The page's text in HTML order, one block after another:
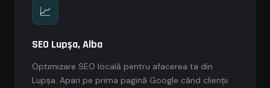
📈
SEO Lupşa, Alba
Optimizare SEO locală pentru afacerea ta din
Lupşa. Apari pe prima pagină Google când clienții